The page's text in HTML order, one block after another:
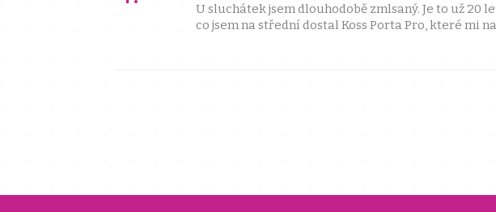
U sluchátek jsem dlouhodobě zmlsaný. Je to už 20 let,
co jsem na střední dostal Koss Porta Pro, které mi na